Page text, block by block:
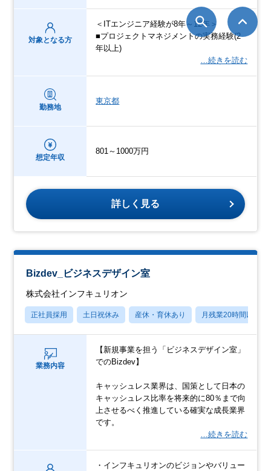
対象となる方
＜ITエンジニア経験が8年～12年＞
■プロジェクトマネジメントの実務経験(2
年以上)
…続きを読む
勤務地
東京都
想定年収
801～1000万円
詳しく見る
Bizdev_ビジネスデザイン室
株式会社インフキュリオン
正社員採用 土日祝休み 産休・育休あり 月残業20時間以内
業務内容
【新規事業を担う「ビジネスデザイン室」
でのBizdev】
キャッシュレス業界は、国策として日本の
キャッシュレス比率を将来的に80％まで向
上させるべく推進している確実な成長業界
です。
…続きを読む
・インフキュリオンのビジョンやバリュー